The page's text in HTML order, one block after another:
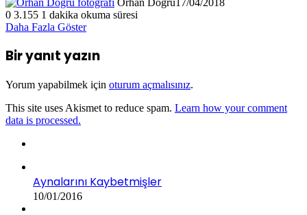
0 3.155 1 dakika okuma süresi
Daha Fazla Göster
Bir yanıt yazın
Yorum yapabilmek için oturum açmalısınız.
This site uses Akismet to reduce spam. Learn how your comment
data is processed.
Aynalarını Kaybetmişler
10/01/2016